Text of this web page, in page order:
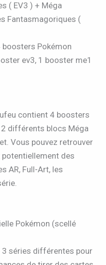
( EV3 ) + Méga
Fantasmagoriques (
boosters Pokémon
ev3, 1 booster me1
contient 4 boosters
différents blocs Méga
Vous pouvez retrouver
potentiellement des
AR, Full-Art, les
Pokémon (scellé
3 séries différentes pour